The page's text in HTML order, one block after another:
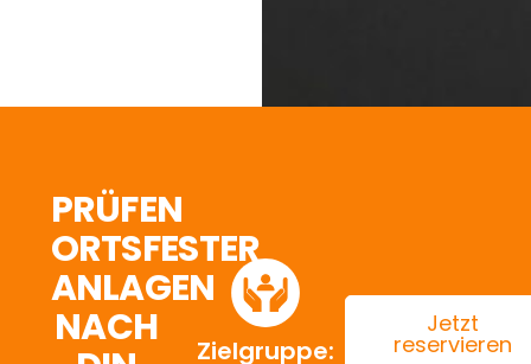
PRÜFEN
ORTSFESTER
ANLAGEN
NACH Zielgruppe:
Jetzt
reservieren